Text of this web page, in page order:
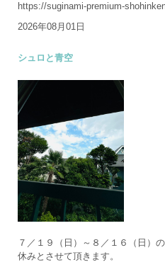
https://suginami-premium-
2026年08月01日
シュロと青空
７／１９（日）～８／１６（日）
休みとさせて頂きます。